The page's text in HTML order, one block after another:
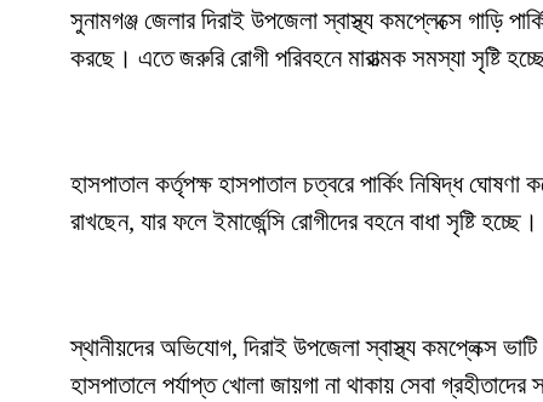
সুনামগঞ্জ জেলার দিরাই উপজেলা স্বাস্থ্য কমপ্লেক্সে গাড়ি
করছে। এতে জরুরি রোগী পরিবহনে মারাত্মক সমস্যা সৃষ্টি
হাসপাতাল কর্তৃপক্ষ হাসপাতাল চত্বরে পার্কিং নিষিদ্ধ
রাখছেন, যার ফলে ইমার্জেন্সি রোগীদের বহনে বাধা সৃষ্টি
স্থানীয়দের অভিযোগ, দিরাই উপজেলা স্বাস্থ্য কমপ্লেক্স
হাসপাতালে পর্যাপ্ত খোলা জায়গা না থাকায় সেবা